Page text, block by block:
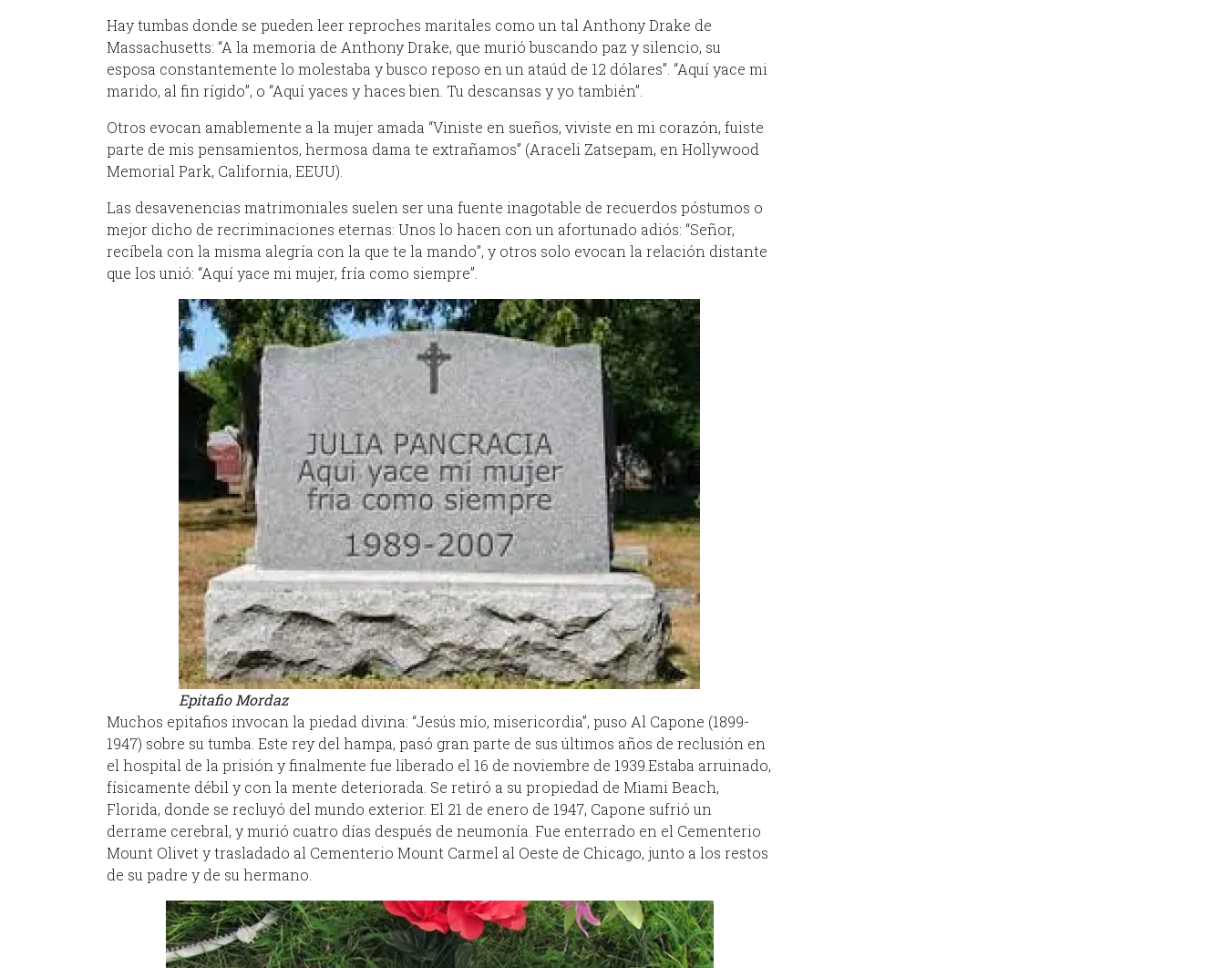
Hay tumbas donde se pueden leer reproches maritales como un tal Anthony Drake de
Massachusetts: “A la memoria de Anthony Drake, que murió buscando paz y silencio, su
esposa constantemente lo molestaba y busco reposo en un ataúd de 12 dólares”. “Aquí yace mi
marido, al fin rígido”, o “Aquí yaces y haces bien. Tu descansas y yo también”.
Otros evocan amablemente a la mujer amada “Viniste en sueños, viviste en mi corazón, fuiste
parte de mis pensamientos, hermosa dama te extrañamos” (Araceli Zatsepam, en Hollywood
Memorial Park, California, EEUU).
Las desavenencias matrimoniales suelen ser una fuente inagotable de recuerdos póstumos o
mejor dicho de recriminaciones eternas: Unos lo hacen con un afortunado adiós: “Señor,
recíbela con la misma alegría con la que te la mando”, y otros solo evocan la relación distante
que los unió: “Aquí yace mi mujer, fría como siempre”.
Epitafio Mordaz
Muchos epitafios invocan la piedad divina: “Jesús mío, misericordia”, puso Al Capone (1899-
1947) sobre su tumba. Este rey del hampa, pasó gran parte de sus últimos años de reclusión en
el hospital de la prisión y finalmente fue liberado el 16 de noviembre de 1939.Estaba arruinado,
físicamente débil y con la mente deteriorada. Se retiró a su propiedad de Miami Beach,
Florida, donde se recluyó del mundo exterior. El 21 de enero de 1947, Capone sufrió un
derrame cerebral, y murió cuatro días después de neumonía. Fue enterrado en el Cementerio
Mount Olivet y trasladado al Cementerio Mount Carmel al Oeste de Chicago, junto a los restos
de su padre y de su hermano.